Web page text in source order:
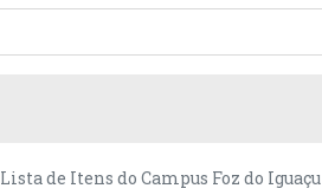
Lista de Itens do Campus Foz do Iguaçu